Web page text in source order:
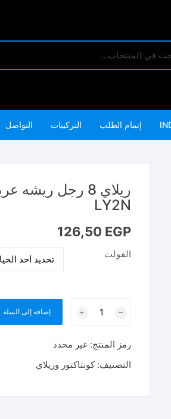
إتمام الطلب التركيبات التواصل
LY2N
126,50 EGP
الفولت
رجل
ريشه
إضافة إلى السلة
رمز المنتج: غير محدد
التصنيف:كونتاكتور وريلاي